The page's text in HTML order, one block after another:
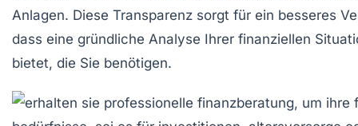
Anlagen. Diese Transparenz sorgt für ein besseres
dass eine gründliche Analyse Ihrer finanziellen
bietet, die Sie benötigen.